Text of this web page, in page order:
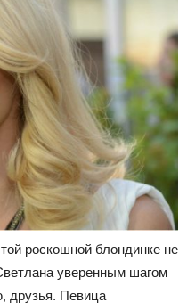
роскошной блондинке не
уверенным шагом
друзья. Певица